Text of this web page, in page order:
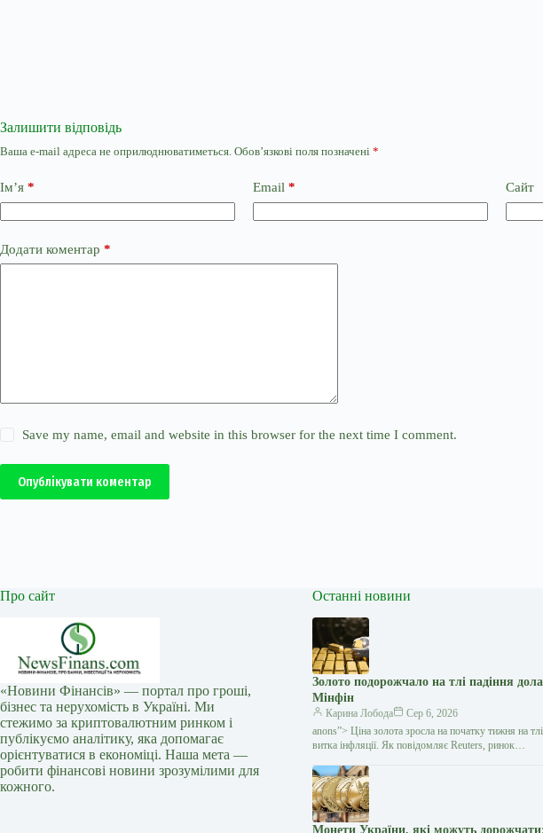
Залишити відповідь
Ваша e-mail адреса не оприлюднюватиметься. Обов’язкові поля позначені *
Ім’я * Email * Сайт
Додати коментар *
Save my name, email and website in this browser for the next time I comment.
Опублікувати коментар
Про сайт
«Новини Фінансів» — портал про гроші,
бізнес та нерухомість в Україні. Ми
стежимо за криптовалютним ринком і
публікуємо аналітику, яка допомагає
орієнтуватися в економіці. Наша мета —
робити фінансові новини зрозумілими для
кожного.
Останні новини
Золото подорожчало на тлі падіння
Мінфін
Карина Лобода
Сер 6, 2026
anons”> Ціна золота зросла на початку тижня на
витка інфляції. Як повідомляє Reuters, ринок…
Монети України, які можуть